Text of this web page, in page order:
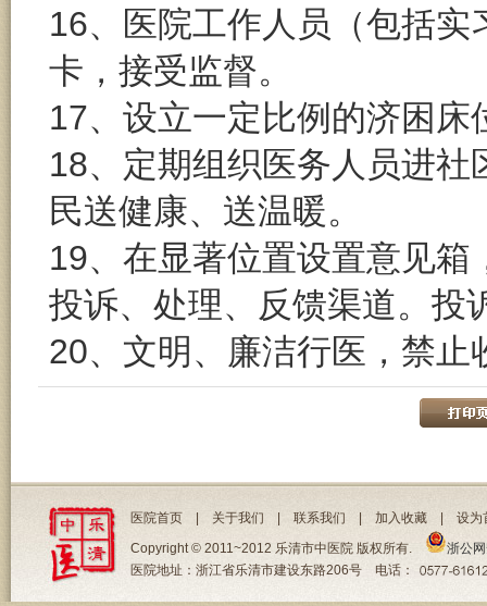
16、医院工作人员（包括
卡，接受监督。
17、设立一定比例的济困
18、定期组织医务人员进
民送健康、送温暖。
19、在显著位置设置意见
投诉、处理、反馈渠道。投
20、文明、廉洁行医，禁止
医院首页 关于我们 联系我们 加入收藏
设为
Copyright © 2011~2012 乐清市中医院 版权所有.
浙公
医院地址：浙江省乐清市建设东路206号 电话：